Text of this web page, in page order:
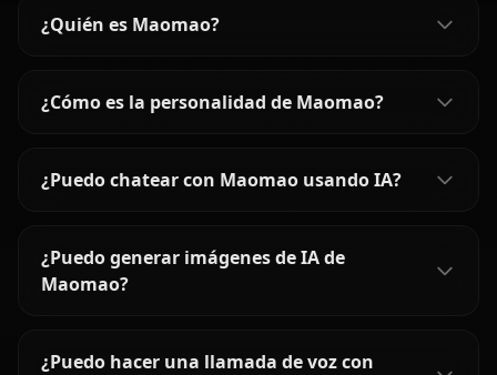
¿Quién es Maomao?
¿Cómo es la personalidad de Maomao?
¿Puedo chatear con Maomao usando IA?
¿Puedo generar imágenes de IA de
Maomao?
¿Puedo hacer una llamada de voz con